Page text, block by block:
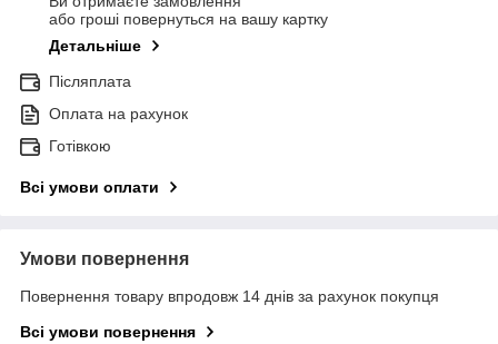
або гроші повернуться на вашу картку
Детальніше
Післяплата
Оплата на рахунок
Готівкою
Всі умови оплати
Умови повернення
Повернення товару впродовж 14 днів за рахунок покупця
Всі умови повернення